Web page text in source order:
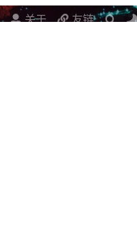
关于 友链